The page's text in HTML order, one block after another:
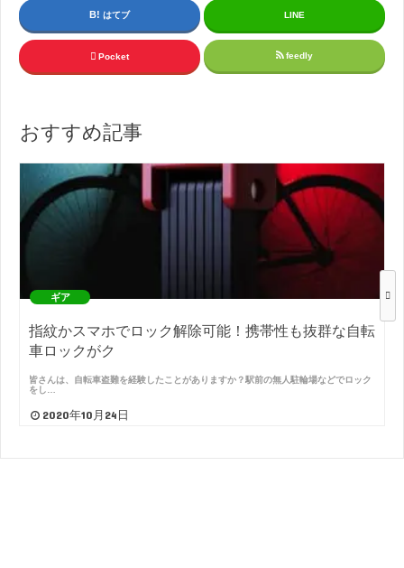
はてブ LINE
Pocket feedly
おすすめ記事
ギア
指紋かスマホでロック解除可能！携帯性も抜群な自転
車ロックがク
皆さんは、自転車盗難を経験したことがありますか？駅前の無人駐輪場などでロック
をし…
2020年10月24日